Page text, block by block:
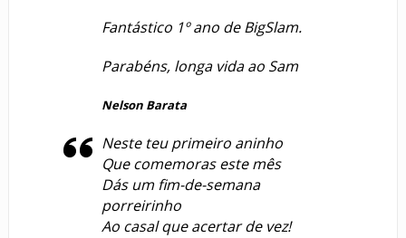
Fantástico 1º ano de BigSlam.
Parabéns, longa vida ao Sam
Nelson Barata
Neste teu primeiro aninho
Que comemoras este mês
Dás um fim-de-semana
porreirinho
Ao casal que acertar de vez!